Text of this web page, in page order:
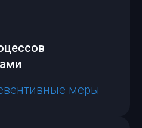
меры